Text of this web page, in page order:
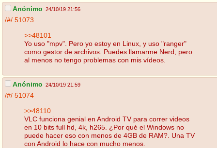
Anónimo 24/10/19 21:56
/#/ 51073
>>48101
Yo uso "mpv". Pero yo estoy en Linux, y uso "ranger"
como gestor de archivos. Puedes llamarme Nerd, pero
al menos no tengo problemas con mis vídeos.
Anónimo 24/10/19 21:59
/#/ 51074
>>48110
VLC funciona genial en Android TV para correr videos
en 10 bits full hd, 4k, h265. ¿Por qué el Windows no
puede hacer eso con menos de 4GB de RAM?. Una TV
con Android lo hace con mucho menos.